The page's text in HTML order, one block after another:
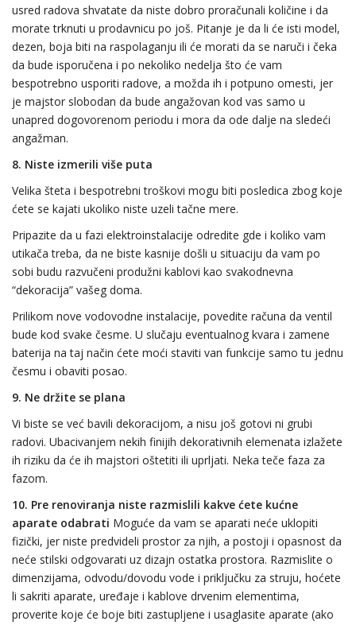
usred radova shvatate da niste dobro proračunali količine i da
morate trknuti u prodavnicu po još. Pitanje je da li će isti model,
dezen, boja biti na raspolaganju ili će morati da se naruči i čeka
da bude isporučena i po nekoliko nedelja što će vam
bespotrebno usporiti radove, a možda ih i potpuno omesti, jer
je majstor slobodan da bude angažovan kod vas samo u
unapred dogovorenom periodu i mora da ode dalje na sledeći
angažman.
8. Niste izmerili više puta
Velika šteta i bespotrebni troškovi mogu biti posledica zbog koje
ćete se kajati ukoliko niste uzeli tačne mere.
Pripazite da u fazi elektroinstalacije odredite gde i koliko vam
utikača treba, da ne biste kasnije došli u situaciju da vam po
sobi budu razvučeni produžni kablovi kao svakodnevna
“dekoracija” vašeg doma.
Prilikom nove vodovodne instalacije, povedite računa da ventil
bude kod svake česme. U slučaju eventualnog kvara i zamene
baterija na taj način ćete moći staviti van funkcije samo tu jednu
česmu i obaviti posao.
9. Ne držite se plana
Vi biste se već bavili dekoracijom, a nisu još gotovi ni grubi
radovi. Ubacivanjem nekih finijih dekorativnih elemenata izlažete
ih riziku da će ih majstori oštetiti ili uprljati. Neka teče faza za
fazom.
10. Pre renoviranja niste razmislili kakve ćete kućne
aparate odabrati Moguće da vam se aparati neće uklopiti
fizički, jer niste predvideli prostor za njih, a postoji i opasnost da
neće stilski odgovarati uz dizajn ostatka prostora. Razmislite o
dimenzijama, odvodu/dovodu vode i priključku za struju, hoćete
li sakriti aparate, uređaje i kablove drvenim elementima,
proverite koje će boje biti zastupljene i usaglasite aparate (ako